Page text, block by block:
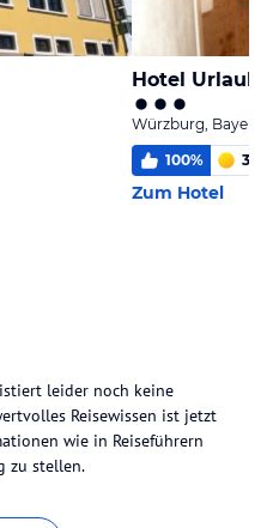
Hotel Urlaub
Würzburg, Bayern
100% 3,6
Zum Hotel
leider noch keine
Reisewissen ist jetzt
wie in Reiseführern
zu stellen.